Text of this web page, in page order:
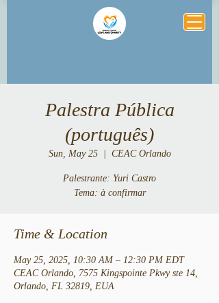
Palestra Pública
(português)
Sun, May 25
  |
CEAC Orlando
Palestrante: Yuri Castro
Tema: à confirmar
Time & Location
May 25, 2025, 10:30 AM – 12:30 PM EDT
CEAC Orlando, 7575 Kingspointe Pkwy ste 14,
Orlando, FL 32819, EUA